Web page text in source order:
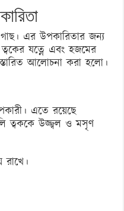
এর উপকারিতার জন্য
যত্নে এবং হজমের
আলোচনা করা হলো।
এতে রয়েছে
ত্বককে উজ্জ্বল ও মসৃণ
রাখে।